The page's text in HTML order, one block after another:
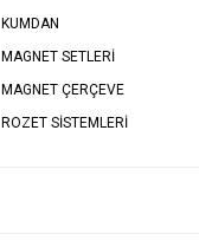
KUMDAN
MAGNET SETLERİ
MAGNET ÇERÇEVE
ROZET SİSTEMLERİ